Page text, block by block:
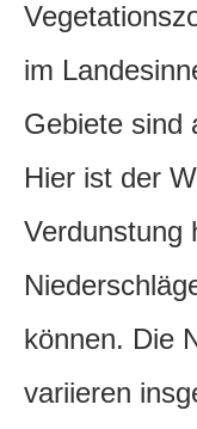
im
Gebiete sind
Hier ist der
Verdunstung
können. Die
variieren